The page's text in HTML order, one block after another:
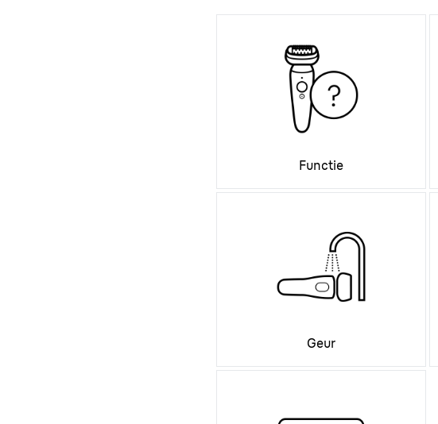
Functie
Geur